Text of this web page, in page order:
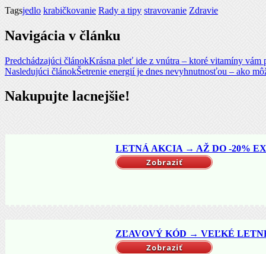
Tagsjedlo krabičkovanie Rady a tipy stravovanie Zdravie
Navigácia v článku
Predchádzajúci článokKrásna pleť ide z vnútra – ktoré vitamíny vám
Nasledujúci článokŠetrenie energií je dnes nevyhnutnosťou – ako
Nakupujte lacnejšie!
LETNÁ AKCIA → AŽ DO -20%
Zobraziť
ZĽAVOVÝ KÓD → VEĽKÉ
Zobraziť